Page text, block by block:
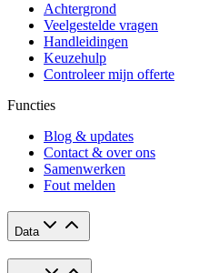
Achtergrond
Veelgestelde vragen
Handleidingen
Keuzehulp
Controleer mijn offerte
Functies
Blog & updates
Contact & over ons
Samenwerken
Fout melden
Data